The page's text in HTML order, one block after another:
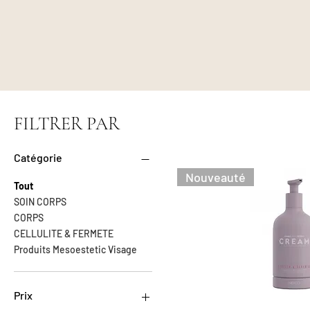
FILTRER PAR
Catégorie
Tout
SOIN CORPS
CORPS
CELLULITE & FERMETE
Produits Mesoestetic Visage
Prix
Nouveauté